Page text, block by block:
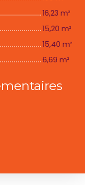
16,23 m²
15,20 m²
15,40 m²
6,69 m²